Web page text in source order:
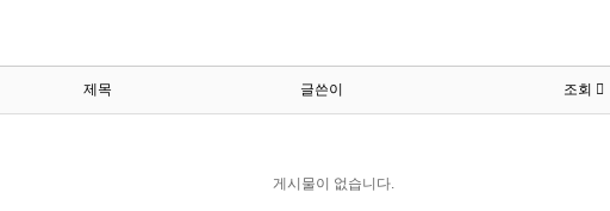
제목 글쓴이 조회
게시물이 없습니다.